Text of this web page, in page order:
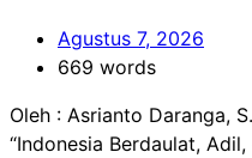
Agustus 7, 2026
669 words
Oleh : Asrianto Daranga,
“Indonesia Berdaulat,